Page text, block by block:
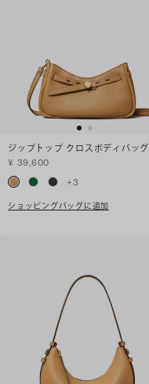
ジップトップ クロスボディバッグ
¥ 39,600
+3
ショッピングバッグに追加